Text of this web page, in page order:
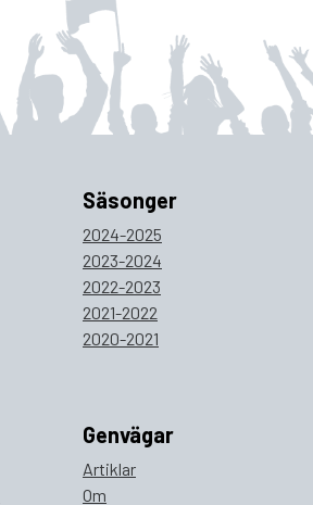
Säsonger
2024-2025
2023-2024
2022-2023
2021-2022
2020-2021
Genvägar
Artiklar
Om